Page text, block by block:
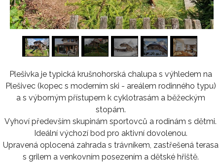
1/16
Plešivka je typická krušnohorská chalupa s výhledem na
Plešivec (kopec s moderním ski - areálem rodinného typu)
a s výborným přístupem k cyklotrasám a běžeckým
stopám.
Vyhoví především skupinám sportovců a rodinám s dětmi.
Ideální výchozí bod pro aktivní dovolenou.
Upravená oplocená zahrada s trávníkem, zastřešená terasa
s grilem a venkovním posezením a dětské hřiště.